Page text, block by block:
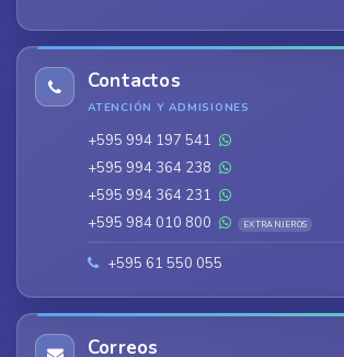
Contactos
ATENCIÓN Y ADMISIONES
+595 994 197 541
+595 994 364 238
+595 994 364 231
+595 984 010 800
EXTRANJEROS
+595 61 550 055
Correos